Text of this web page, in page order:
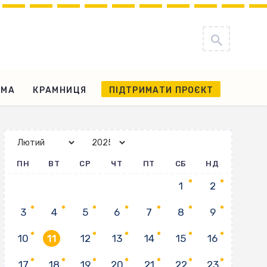
КРАМНИЦЯ ПІДТРИМАТИ ПРОЄКТ
ПН ВТ СР ЧТ ПТ СБ НД
1 2
3 4 5 6 7 8 9
10 11 12 13 14 15 16
17 18 19 20 21 22 23